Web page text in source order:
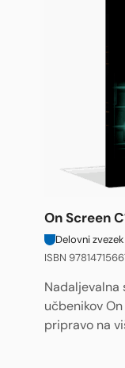
On Screen
Delovni zvezek
ISBN
Nadaljevalna
učbenikov
pripravo na